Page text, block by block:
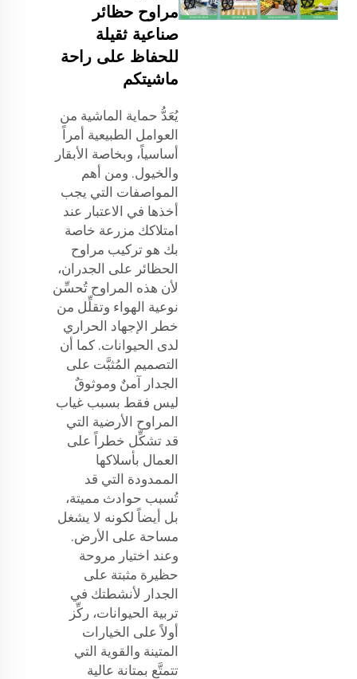
مراوح حظائر
صناعية ثقيلة
للحفاظ على راحة
ماشيتكم
يُعَدُّ حماية الماشية من
العوامل الطبيعية أمراً
أساسياً، وبخاصة الأبقار
والخيول. ومن أهم
المواصفات التي يجب
أخذها في الاعتبار عند
امتلاكك مزرعة خاصة
بك هو تركيب مراوح
الحظائر على الجدران،
لأن هذه المراوح تُحسِّن
نوعية الهواء وتقلِّل من
خطر الإجهاد الحراري
لدى الحيوانات. كما أن
التصميم المُثبَّت على
الجدار آمنٌ وموثوقٌ
ليس فقط بسبب غياب
المراوح الأرضية التي
قد تشكِّل خطراً على
العمال بأسلاكها
الممدودة التي قد
تُسبب حوادث مميتة،
بل أيضاً لكونه لا يشغل
مساحة على الأرض.
وعند اختيار مروحة
حظيرة مثبتة على
الجدار لأنشطتك في
تربية الحيوانات، ركِّز
أولاً على الخيارات
المتينة والقوية التي
تتمتَّع بمتانة عالية